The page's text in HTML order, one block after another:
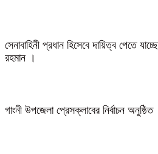
সেনাবাহিনী প্রধান হিসেবে দায়িত্ব পেতে
রহমান ।
গাংনী উপজেলা প্রেসক্লাবের নির্বাচন অনুষ্ঠিত